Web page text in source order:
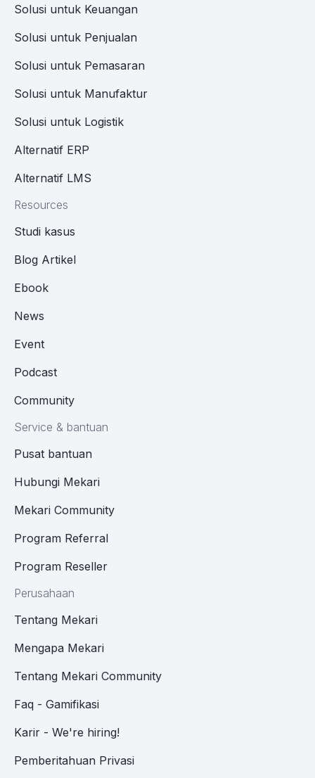
Solusi untuk Keuangan
Solusi untuk Penjualan
Solusi untuk Pemasaran
Solusi untuk Manufaktur
Solusi untuk Logistik
Alternatif ERP
Alternatif LMS
Resources
Studi kasus
Blog Artikel
Ebook
News
Event
Podcast
Community
Service & bantuan
Pusat bantuan
Hubungi Mekari
Mekari Community
Program Referral
Program Reseller
Perusahaan
Tentang Mekari
Mengapa Mekari
Tentang Mekari Community
Faq - Gamifikasi
Karir - We're hiring!
Pemberitahuan Privasi